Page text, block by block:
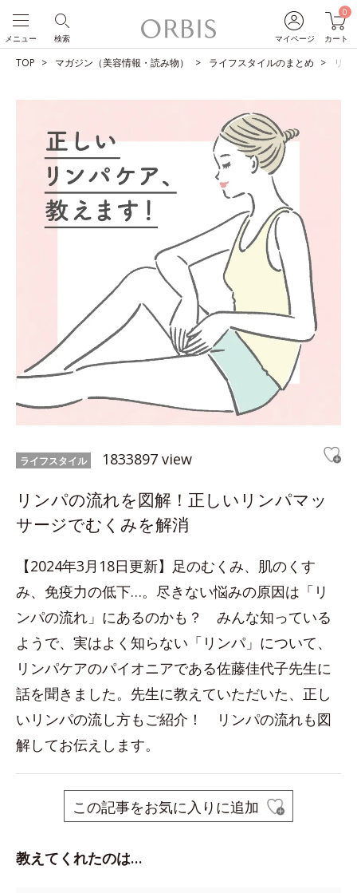
マイページ
0
カート
検索
メニュー
TOP マガジン（美容情報・読み物） ライフスタイルのまとめ リ
ライフスタイル 1833897 view
リンパの流れを図解！正しいリンパマッ
サージでむくみを解消
【2024年3月18日更新】足のむくみ、肌のくす
み、免疫力の低下…。尽きない悩みの原因は「リ
ンパの流れ」にあるのかも？ みんな知っている
ようで、実はよく知らない「リンパ」について、
リンパケアのパイオニアである佐藤佳代子先生に
話を聞きました。先生に教えていただいた、正し
いリンパの流し方もご紹介！ リンパの流れも図
解してお伝えします。
この記事をお気に入りに追加
教えてくれたのは…